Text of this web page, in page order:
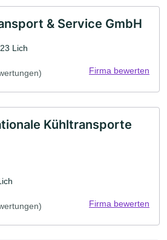
& Service GmbH
Lich
Firma bewerten
Kühltransporte
Firma bewerten